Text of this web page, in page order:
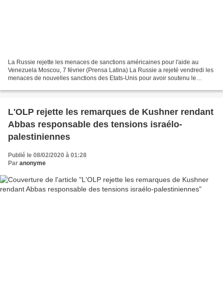
La Russie rejette les menaces de sanctions américaines pour l'aide au
Venezuela Moscou, 7 février (Prensa Latina) La Russie a rejeté vendredi les
menaces de nouvelles sanctions des Etats-Unis pour avoir soutenu le
L'OLP rejette les remarques de Kushner rendant
Abbas responsable des tensions israélo-
palestiniennes
Publié le 08/02/2020 à 01:28
Par anonyme